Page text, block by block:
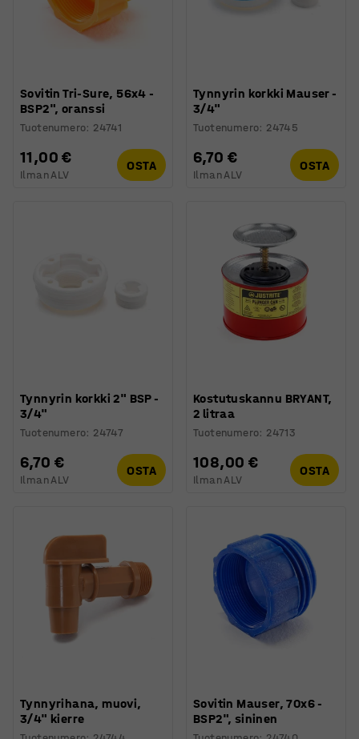
Sovitin Tri-Sure, 56x4 -
BSP2", oranssi
Tuotenumero: 24741
11,00 €
Ilman ALV
OSTA
Tynnyrin korkki Mauser -
3/4"
Tuotenumero: 24745
6,70 €
Ilman ALV
OSTA
Tynnyrin korkki 2" BSP -
3/4"
Tuotenumero: 24747
6,70 €
Ilman ALV
OSTA
Kostutuskannu BRYANT,
2 litraa
Tuotenumero: 24713
108,00 €
Ilman ALV
OSTA
Tynnyrihana, muovi,
3/4" kierre
Sovitin Mauser, 70x6 -
BSP2", sininen